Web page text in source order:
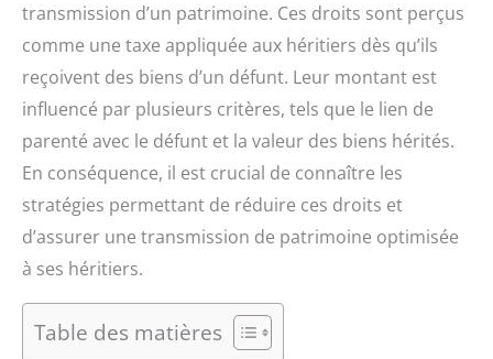
transmission d’un patrimoine. Ces droits sont perçus
comme une taxe appliquée aux héritiers dès qu’ils
reçoivent des biens d’un défunt. Leur montant est
influencé par plusieurs critères, tels que le lien de
parenté avec le défunt et la valeur des biens hérités.
En conséquence, il est crucial de connaître les
stratégies permettant de réduire ces droits et
d’assurer une transmission de patrimoine optimisée
à ses héritiers.
Table des matières